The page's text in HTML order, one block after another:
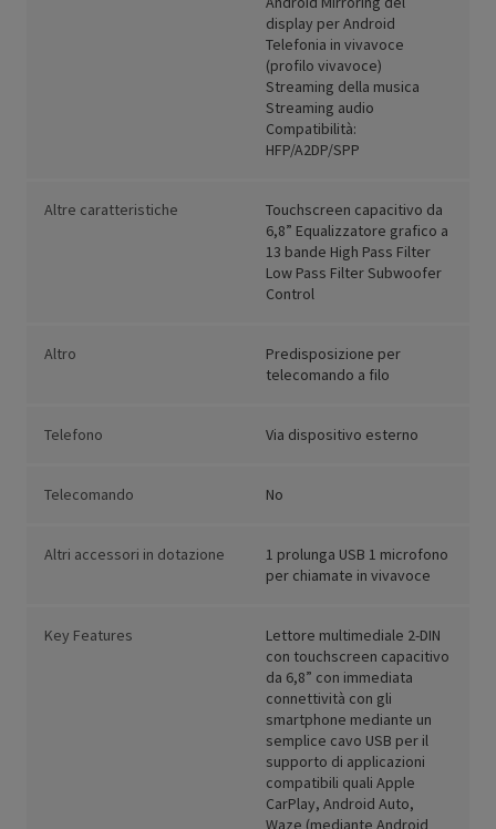
display per Android
Telefonia in vivavoce
(profilo vivavoce)
Streaming della musica
Streaming audio
Compatibilità:
HFP/A2DP/SPP
Altre caratteristiche
Touchscreen capacitivo da
6,8” Equalizzatore grafico a
13 bande High Pass Filter
Low Pass Filter Subwoofer
Control
Altro
Predisposizione per
telecomando a filo
Telefono Via dispositivo esterno
Telecomando No
Altri accessori in dotazione
1 prolunga USB 1 microfono
per chiamate in vivavoce
Key Features
Lettore multimediale 2-DIN
con touchscreen capacitivo
da 6,8” con immediata
connettività con gli
smartphone mediante un
semplice cavo USB per il
supporto di applicazioni
compatibili quali Apple
CarPlay, Android Auto,
Waze (mediante Android